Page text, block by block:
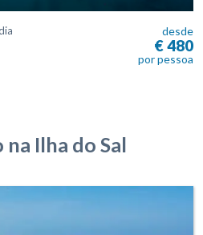
desde
€ 480
por pessoa
na Ilha do Sal